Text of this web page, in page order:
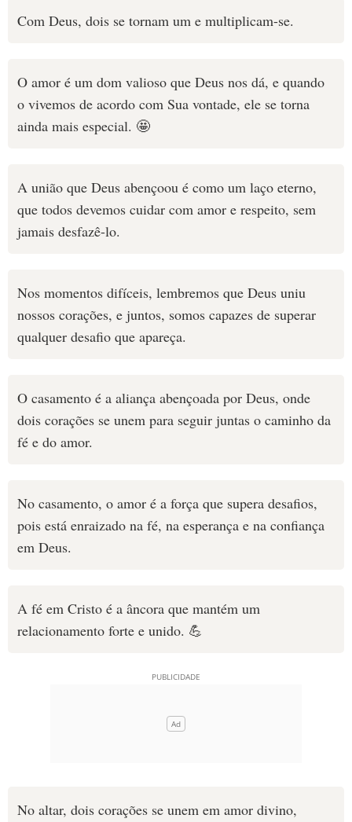
Com Deus, dois se tornam um e multiplicam-se.
O amor é um dom valioso que Deus nos dá, e quando
o vivemos de acordo com Sua vontade, ele se torna
ainda mais especial. 🤩
A união que Deus abençoou é como um laço eterno,
que todos devemos cuidar com amor e respeito, sem
jamais desfazê-lo.
Nos momentos difíceis, lembremos que Deus uniu
nossos corações, e juntos, somos capazes de superar
qualquer desafio que apareça.
O casamento é a aliança abençoada por Deus, onde
dois corações se unem para seguir juntas o caminho da
fé e do amor.
No casamento, o amor é a força que supera desafios,
pois está enraizado na fé, na esperança e na confiança
em Deus.
A fé em Cristo é a âncora que mantém um
relacionamento forte e unido. 💪
No altar, dois corações se unem em amor divino,